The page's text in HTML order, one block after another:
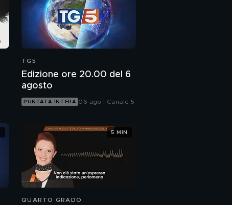
TG5
Edizione ore 20.00 del 6
agosto
PUNTATA INTERA 06 ago | Canale 5
QUARTO GRADO
5 MIN